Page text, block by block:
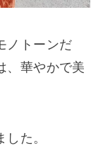
ノトーンだ
、華やかで美
た。